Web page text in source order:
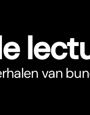
van